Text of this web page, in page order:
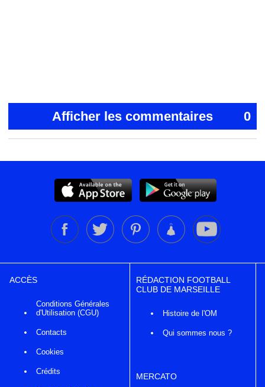
Afficher les commentaires 0
ACCÈS
Conditions Générales
d'Utilisation (CGU)
Contacts
Cookies
Crédits
RÉDACTION FOOTBALL
CLUB DE MARSEILLE
Histoire de l'OM
Qui sommes nous ?
MERCATO